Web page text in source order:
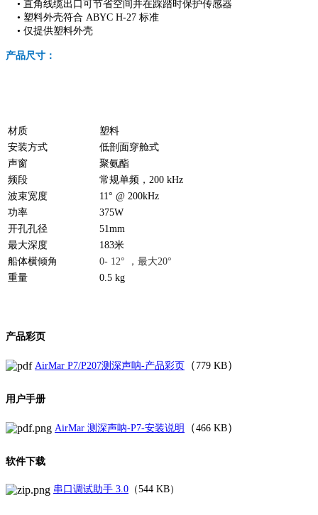
• 直角线缆出口可节省空间并在踩踏时保护传感器
• 塑料外壳符合 ABYC H-27 标准
• 仅提供塑料外壳
产品尺寸：
材质
塑料
安装方式
低剖面穿舱式
声窗
聚氨酯
频段
常规单频，200 kHz
波束宽度
11° @ 200kHz
功率
375W
开孔孔径
51mm
最大深度
183米
船体横倾角
0- 12° ，最大20°
重量
0.5 kg
产品彩页
AirMar P7/P207测深声呐-产品彩页 （ 779 KB）
用户手册
AirMar 测深声呐-P7-安装说明 （466 KB）
软件下载
串口调试助手 3.0 （544 KB）